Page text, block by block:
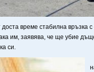
време стабилна връзка
им, заявява, че ще убие
си.